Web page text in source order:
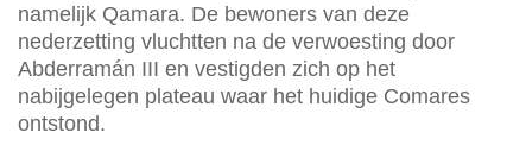
namelijk Qamara. De bewoners van deze
nederzetting vluchtten na de verwoesting door
Abderramán III en vestigden zich op het
nabijgelegen plateau waar het huidige Comares
ontstond.